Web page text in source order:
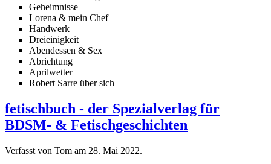
Geheimnisse
Lorena & mein Chef
Handwerk
Dreieinigkeit
Abendessen & Sex
Abrichtung
Aprilwetter
Robert Sarre über sich
fetischbuch - der Spezialverlag für
BDSM- & Fetischgeschichten
Verfasst von Tom am 28. Mai 2022.